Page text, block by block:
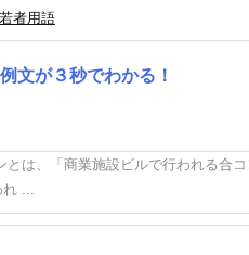
若者用語
文が３秒でわかる！
とは、「商業施設ビルで行われる
れ ...